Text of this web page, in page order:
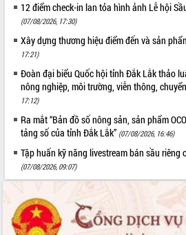
Diễn đàn Kinh tế tư nhân Việt Nam đột
phá cơ chế - Hợp tác công tư
Đề án 06 tạo bước ngoặt đột phá trong
cải cách hành chính tỉnh Đắk Lắk
Kết nối tour, đẩy mạnh chuyển đổi số
để phát triển du lịch Đắk Lắk
Khởi động Dự án Đầu tư xây dựng hạ
tầng kỹ thuật Cụm công nghiệp Tân
Tiến
Gặp mặt các cơ quan báo chí nhân Kỷ
niệm 101 năm Ngày Báo chí Cách
mạng Việt Nam
hiện Đề án 06 của Chính phủ
Họp báo thông tin về Hội nghị Công bố
12 điểm check-in lan tỏa hình ảnh Lễ hội
(07/08/2026, 17:30)
Xây dựng thương hiệu điểm đến và sản
17:21)
Đoàn đại biểu Quốc hội tỉnh Đắk Lắk thảo
nông nghiệp, môi trường, viễn thông,
17:12)
Ra mắt “Bản đồ số nông sản, sản phẩm
tảng số của tỉnh Đắk Lắk” (07/08/2026, 16:46)
Tập huấn kỹ năng livestream bán sầu riêng
(07/08/2026, 09:07)